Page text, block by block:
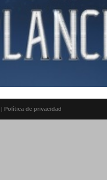
Política de privacidad